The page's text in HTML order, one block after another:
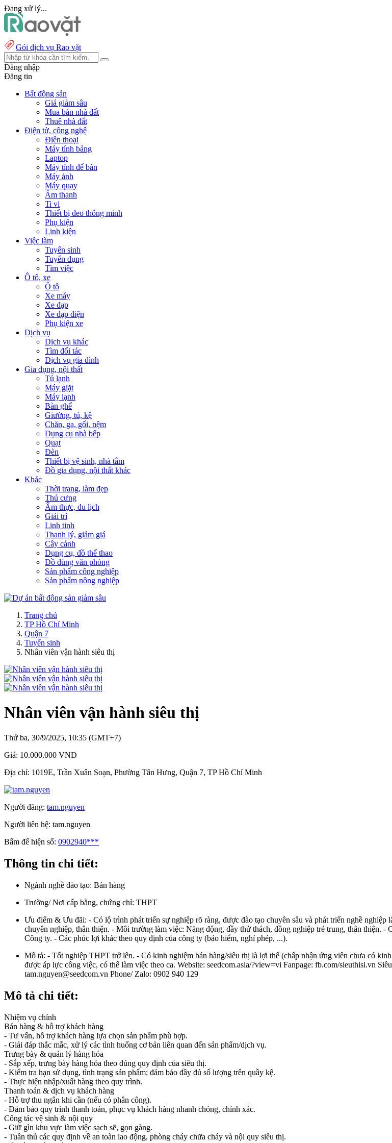
Đang xử lý...
Gói dịch vụ Rao vặt
Đăng nhập
Đăng tin
Bất động sản
Giá giảm sâu
Mua bán nhà đất
Thuê nhà đất
Điện tử, công nghệ
Điện thoại
Máy tính bảng
Laptop
Máy tính để bàn
Máy ảnh
Máy quay
Âm thanh
Ti vi
Thiết bị đeo thông minh
Phụ kiện
Linh kiện
Việc làm
Tuyển sinh
Tuyển dụng
Tìm việc
Ô tô, xe
Ô tô
Xe máy
Xe đạp
Xe đạp điện
Phụ kiện xe
Dịch vụ
Dịch vụ khác
Tìm đối tác
Dịch vụ gia đình
Gia dụng, nội thất
Tủ lạnh
Máy giặt
Máy lạnh
Bàn ghế
Giường, tủ, kệ
Chăn, ga, gối, nệm
Dụng cụ nhà bếp
Quạt
Đèn
Thiết bị vệ sinh, nhà tắm
Đồ gia dụng, nội thất khác
Khác
Thời trang, làm đẹp
Thú cưng
Ẩm thực, du lịch
Giải trí
Linh tinh
Thanh lý, giảm giá
Cây cảnh
Dụng cụ, đồ thể thao
Đồ dùng văn phòng
Sản phẩm công nghiệp
Sản phẩm nông nghiệp
Trang chủ
TP Hồ Chí Minh
Quận 7
Tuyển sinh
Nhân viên vận hành siêu thị
Nhân viên vận hành siêu thị
Thứ ba, 30/9/2025, 10:35 (GMT+7)
Giá: 10.000.000 VNĐ
Địa chỉ: 1019E, Trần Xuân Soạn, Phường Tân Hưng, Quận 7, TP Hồ Chí Minh
Người đăng: tam.nguyen
Người liên hệ: tam.nguyen
Bấm để hiện số: 0902940***
Thông tin chi tiết:
Ngành nghề đào tạo: Bán hàng
Trường/ Nơi cấp bằng, chứng chỉ: THPT
Ưu điểm & Ưu đãi: - Có lộ trình phát triển sự nghiệp rõ ràng, được đào tạo chuyên sâu và phát triển nghề
chuyên nghiệp, thân thiện. - Môi trường làm việc: Năng động, đầy thử thách, đồng nghiệp trẻ trung, thân thiện.
Công ty. - Các phúc lợi khác theo quy định của công ty (bảo hiểm, nghỉ phép, ...).
Mô tả: - Tốt nghiệp THPT trở lên. - Có kinh nghiệm bán hàng/siêu thị là lợi thế (chấp nhận ứng viên chưa có
được áp lực công việc, có thể làm việc theo ca. Website: seedcom.asia/?view=vi Fanpage: fb.com/sieuthisi.vn
tam.nguyen@seedcom.vn Phone/ Zalo: 0902 940 129
Mô tả chi tiết:
Nhiệm vụ chính
Bán hàng & hỗ trợ khách hàng
- Tư vấn, hỗ trợ khách hàng lựa chọn sản phẩm phù hợp.
- Giải đáp thắc mắc, xử lý các tình huống cơ bản liên quan đến sản phẩm/dịch vụ.
Trưng bày & quản lý hàng hóa
- Sắp xếp, trưng bày hàng hóa theo đúng quy định của siêu thị.
- Kiểm tra hạn sử dụng, tình trạng sản phẩm; đảm bảo đầy đủ số lượng trên quầy kệ.
- Thực hiện nhập/xuất hàng theo quy trình.
Thanh toán & dịch vụ khách hàng
- Hỗ trợ thu ngân khi cần (nếu có phân công).
- Đảm bảo quy trình thanh toán, phục vụ khách hàng nhanh chóng, chính xác.
Công tác vệ sinh & nội quy
- Giữ gìn khu vực làm việc sạch sẽ, gọn gàng.
- Tuân thủ các quy định về an toàn lao động, phòng cháy chữa cháy và nội quy siêu thị.